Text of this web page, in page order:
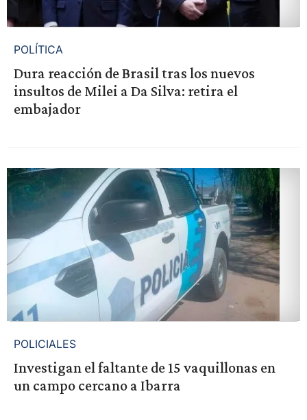
POLÍTICA
Dura reacción de Brasil tras los nuevos
insultos de Milei a Da Silva: retira el
embajador
POLICIALES
Investigan el faltante de 15 vaquillonas en
un campo cercano a Ibarra